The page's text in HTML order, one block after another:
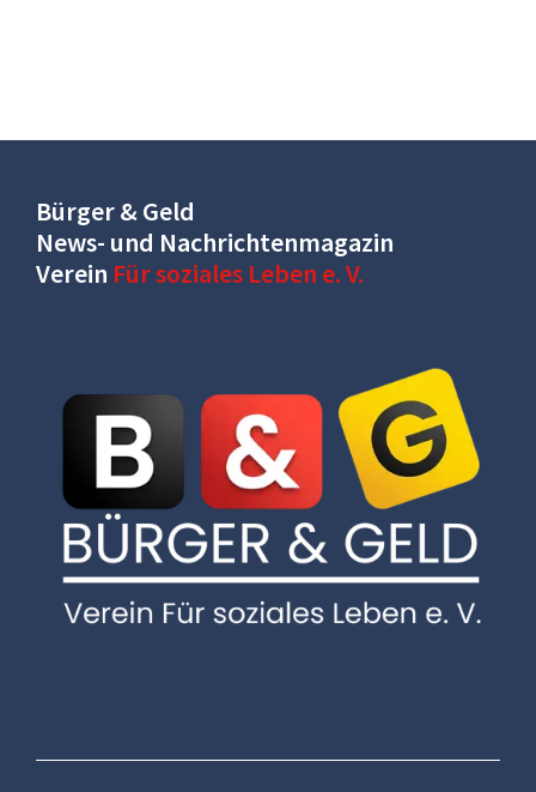
Bürger & Geld
News- und Nachrichtenmagazin
Verein Für soziales Leben e. V.